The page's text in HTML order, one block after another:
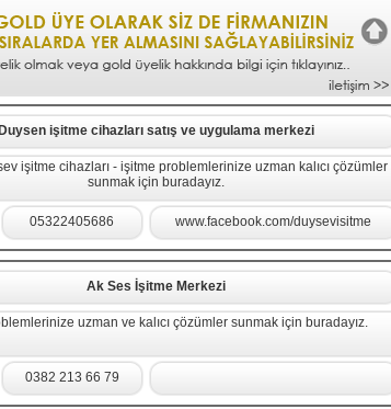
Duysen işitme cihazları satış ve uygulama merkezi
işitme cihazları - işitme problemlerinize uzman kalıcı çözümler
sunmak için buradayız.
05322405686 www.facebook.com/duysevisitme
Ak Ses İşitme Merkezi
uzman ve kalıcı çözümler sunmak için buradayız.
0382 213 66 79